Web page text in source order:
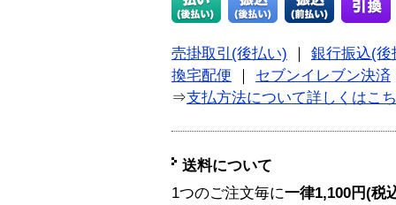
売掛取引(後払い) ｜ 銀行振込(後
換宅配便 ｜ セブンイレブン決済
⇒支払方法について詳しくはこ
送料について
1つのご注文毎に一律1,100円(税